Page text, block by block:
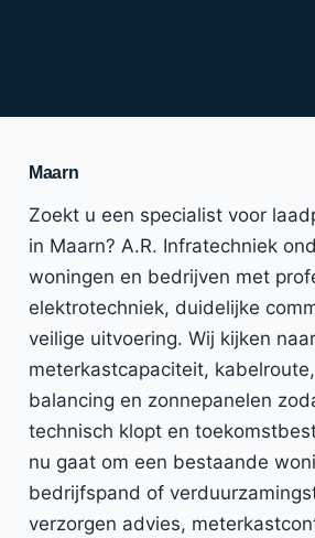
Maarn
Zoekt u een specialist voor
in Maarn? A.R. Infratechniek
woningen en bedrijven met
elektrotechniek, duidelijke
veilige uitvoering. Wij kijken
meterkastcapaciteit,
balancing en zonnepanelen
technisch klopt en
nu gaat om een bestaande
bedrijfspand of
verzorgen advies,